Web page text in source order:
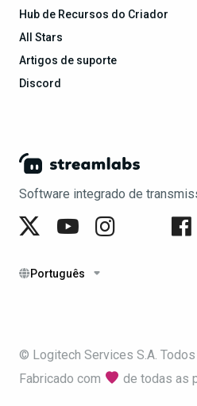
Software integrado de
Português
Hub de Recursos do Criador
All Stars
Artigos de suporte
Discord
© Logitech Services S.A.
Fabricado com
de todas as